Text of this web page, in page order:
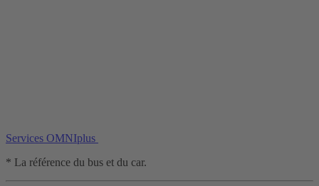
Services OMNIplus
* La référence du bus et du car.